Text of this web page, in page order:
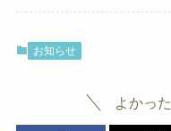
お知らせ
よかっ